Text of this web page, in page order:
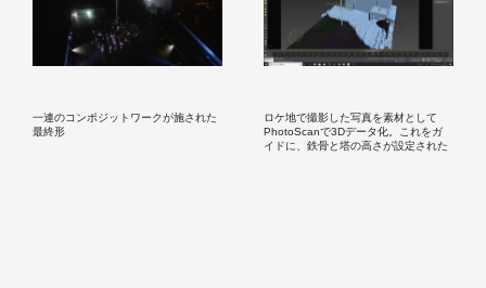
一連のコンポジットワークが施された
最終形
ロケ地で撮影した写真を素材として
PhotoScanで3Dデータ化。これをガ
イドに、鉄骨と塔の高さが設定された